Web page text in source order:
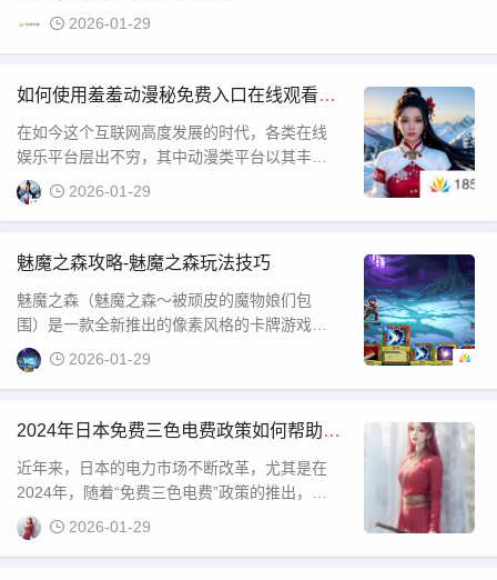
2026-01-29
如何使用羞羞动漫秘免费入口在线观看最
热门动漫？
在如今这个互联网高度发展的时代，各类在线
娱乐平台层出不穷，其中动漫类平台以其丰富
的内容吸引了大量的年轻观众。在这些平台
中，“羞羞动漫秘 免费入口在线”这一关键词，
的观看途径。无论是想要随时随地观看自己喜
容，了解并使用相关平
2026-01-29
魅魔之森攻略-魅魔之森玩法技巧
魅魔之森（魅魔之森～被顽皮的魔物娘们包
围）是一款全新推出的像素风格的卡牌游戏，
游戏在提供了涩涩的场景画面的同时，也为各
位朋友们带来了精彩的策略玩法，今天小编就
友
2026-01-29
2024年日本免费三色电费政策如何帮助家
庭和企业节省电费？
近年来，日本的电力市场不断改革，尤其是在
2024年，随着“免费三色电费”政策的推出，许
多居民和企业都对这一变化产生了浓厚的兴
趣。这个政策不仅吸引了大量关注，也在一定
2026-01-29